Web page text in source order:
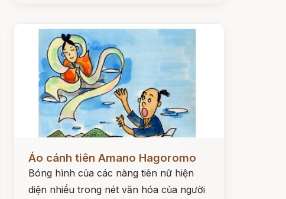
Đọc ngay
Áo cánh tiên Amano Hagoromo
Bóng hình của các nàng tiên nữ hiện
diện nhiều trong nét văn hóa của người